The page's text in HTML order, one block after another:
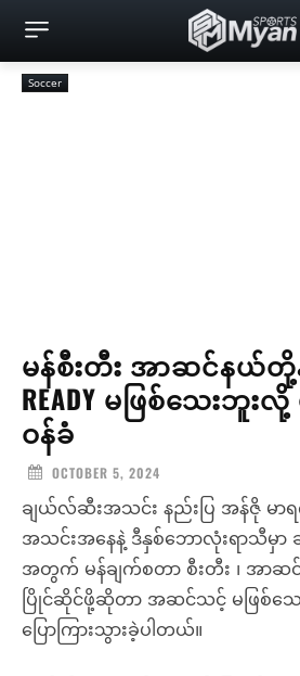
Soccer
မန်စီးတီး အာဆင်နယ်တို့
READY မဖြစ်သေးဘူ
ဝန်ခံ
OCTOBER 5, 2024
ချယ်လ်ဆီးအသင်း နည်းပြ အန်ဇို မ
အသင်းအနေနဲ့ ဒီနှစ်ဘောလုံးရာသီမှ
အတွက် မန်ချက်စတာ စီးတီး ၊ အာ
ပြိုင်ဆိုင်ဖို့ဆိုတာ အဆင်သင့် မဖြစ်သ
ပြောကြားသွားခဲ့ပါတယ်။